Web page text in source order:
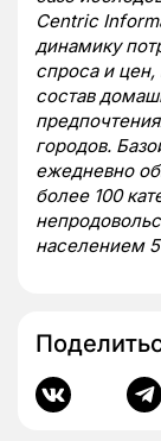
Centric
динамику
спроса и
состав
городов.
ежедневно
более 100
населением